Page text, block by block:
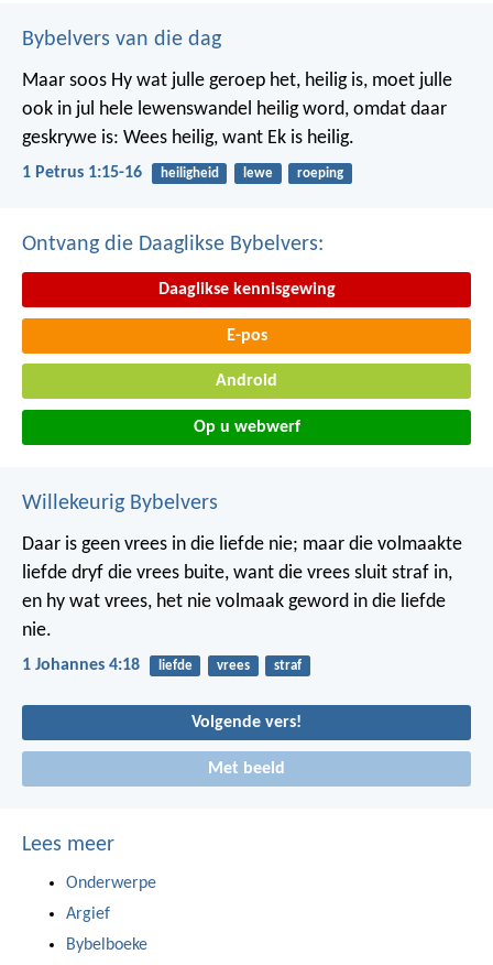
Bybelvers van die dag
Maar soos Hy wat julle geroep het, heilig is, moet julle
ook in jul hele lewenswandel heilig word, omdat daar
geskrywe is: Wees heilig, want Ek is heilig.
1 Petrus 1:15-16 heiligheid lewe roeping
Ontvang die Daaglikse Bybelvers:
Daaglikse kennisgewing
E-pos
Android
Op u webwerf
Willekeurig Bybelvers
Daar is geen vrees in die liefde nie; maar die volmaakte
liefde dryf die vrees buite, want die vrees sluit straf in,
en hy wat vrees, het nie volmaak geword in die liefde
nie.
1 Johannes 4:18 liefde vrees straf
Volgende vers!
Met beeld
Lees meer
Onderwerpe
Argief
Bybelboeke